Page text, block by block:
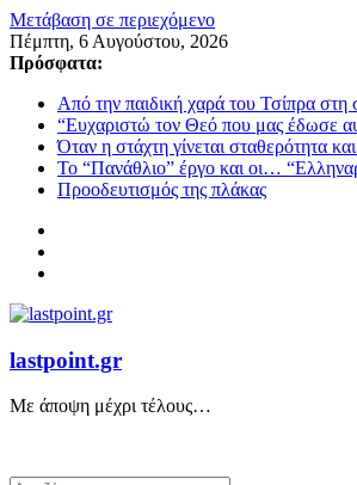
Μετάβαση σε περιεχόμενο
Πέμπτη, 6 Αυγούστου, 2026
Πρόσφατα:
Από την παιδική χαρά του Τσίπρα
“Ευχαριστώ τον Θεό που μας έδωσε
Όταν η στάχτη γίνεται σταθερότητα
Το “Πανάθλιο” έργο και οι…
Προοδευτισμός της πλάκας
lastpoint.gr
Με άποψη μέχρι τέλους…